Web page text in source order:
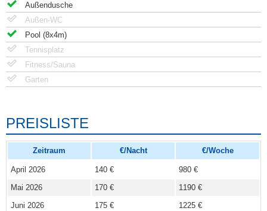
Außendusche
Außen-WC
Pool (8x4m)
Tennisplatz
Fitness/Sauna
Garten
PREISLISTE
Zeitraum €/Nacht €/Woche
April 2026 140 €
980 €
Mai 2026
170 €
1190 €
Juni 2026
175 €
1225 €